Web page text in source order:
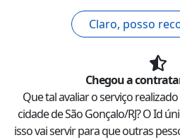
Claro, posso
Chegou a
Que tal avaliar o serviço
cidade deSão Gonçalo/RJ? O Id
isso vai servir para que outras